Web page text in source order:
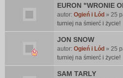
EURON "WRONIE
autor: Ogień i Lód » 25
turniej na śmierć i życie!
JON SNOW
autor: Ogień i Lód » 25
turniej na śmierć i życie!
SAM TARLY